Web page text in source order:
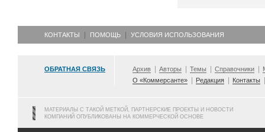
КОНТАКТЫ ПОМОЩЬ УСЛОВИЯ ИСПОЛЬЗОВАНИЯ
ОБРАТНАЯ СВЯЗЬ Архив Авторы Темы Справочники
О «Коммерсанте»
Редакция Контакты
МАТЕРИАЛЫ С ТАКОЙ МЕТКОЙ, ПАРТНЕРСКИЕ ПРОЕКТЫ И НОВОСТИ
КОМПАНИЙ ОПУБЛИКОВАНЫ НА КОММЕРЧЕСКОЙ ОСНОВЕ